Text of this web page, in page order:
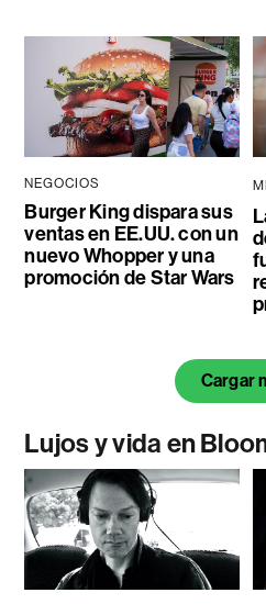
NEGOCIOS
Burger King dispara sus
ventas en EE.UU. con un
nuevo Whopper y una
promoción de Star Wars
Cargar
Lujos y vida en